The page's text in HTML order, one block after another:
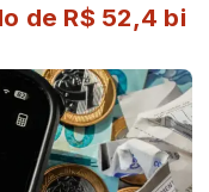
de R$ 52,4 bi